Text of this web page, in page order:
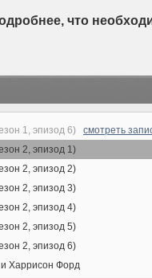
что
1, эпизод 6) смотреть
2, эпизод 1)
2, эпизод 2)
2, эпизод 3)
2, эпизод 4)
2, эпизод 5)
2, эпизод 6)
Харрисон Форд